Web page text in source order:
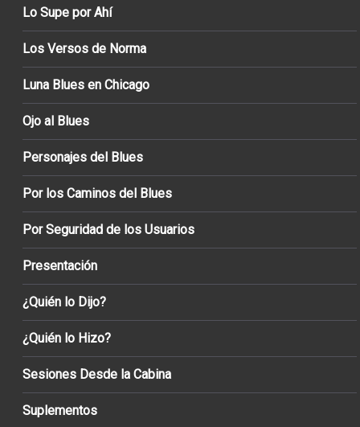
Lo Supe por Ahí
Los Versos de Norma
Luna Blues en Chicago
Ojo al Blues
Personajes del Blues
Por los Caminos del Blues
Por Seguridad de los Usuarios
Presentación
¿Quién lo Dijo?
¿Quién lo Hizo?
Sesiones Desde la Cabina
Suplementos